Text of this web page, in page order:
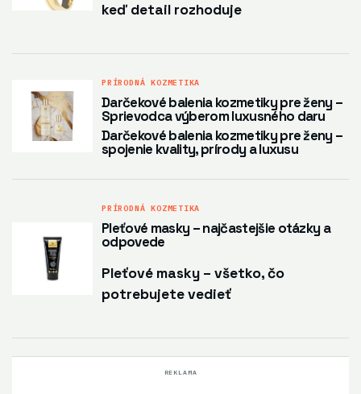
keď detail rozhoduje
PRÍRODNÁ KOZMETIKA
Darčekové balenia kozmetiky pre ženy –
Sprievodca výberom luxusného daru
Darčekové balenia kozmetiky pre ženy –
spojenie kvality, prírody a luxusu
PRÍRODNÁ KOZMETIKA
Pleťové masky – najčastejšie otázky a
odpovede
Pleťové masky – všetko, čo
potrebujete vedieť
REKLAMA